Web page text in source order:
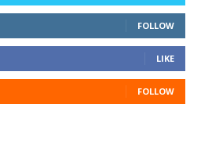
FOLLOW
LIKE
FOLLOW